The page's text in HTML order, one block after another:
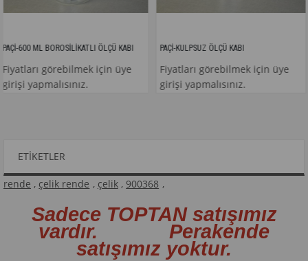
ÖLÇÜ KABI
için üye
PAÇİ-KULPSUZ ÖLÇÜ KABI
Fiyatları görebilmek için üye
girişi yapmalısınız.
Fiyatları
ETIKETLER
rende , çelik rende , çelik , 900368 ,
Sadece TOPTAN satışımız
vardır. Perakende
satışımız yoktur.